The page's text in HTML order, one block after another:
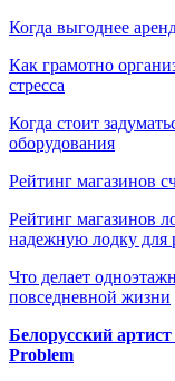
Когда выгоднее
Как грамотно
стресса
Когда стоит
оборудования
Рейтинг магазинов
Рейтинг магазинов
надежную лодку для
Что делает
повседневной жизни
Белорусский
Problem